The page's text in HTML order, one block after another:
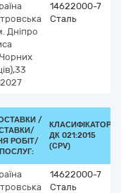
Дніпро
14622000-7
Сталь
/
РОБІТ/
КЛАСИФІКАТОР
ДК 021:2015
(CPV)
14622000-7
Сталь